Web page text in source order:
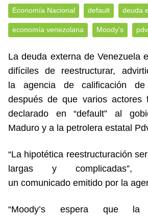
Economía Nacional default deuda
economía venezolana Moody's
La deuda externa de Venezuela
difíciles de reestructurar,
la agencia de calificación de
después de que varios actores
declarado en “default” al
Maduro y a la petrolera estatal
“La hipotética reestructuración
largas y
un comunicado emitido por la
“Moody’s espera que la